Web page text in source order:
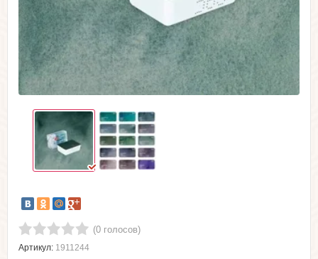
(0 голосов)
Артикул: 1911244